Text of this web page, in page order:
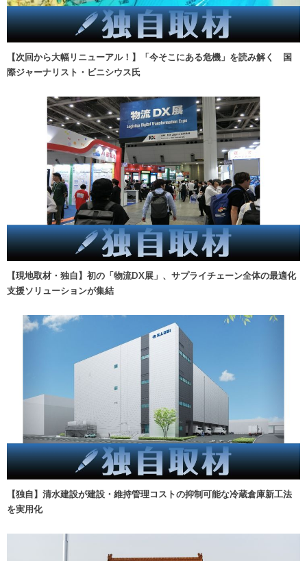
【次回から大幅リニューアル！】「今そこにある危機」を読み解く 国
際ジャーナリスト・ビニシウス氏
【現地取材・独自】初の「物流DX展」、サプライチェーン全体の最適化
支援ソリューションが集結
【独自】清水建設が建設・維持管理コストの抑制可能な冷蔵倉庫新工法
を実用化